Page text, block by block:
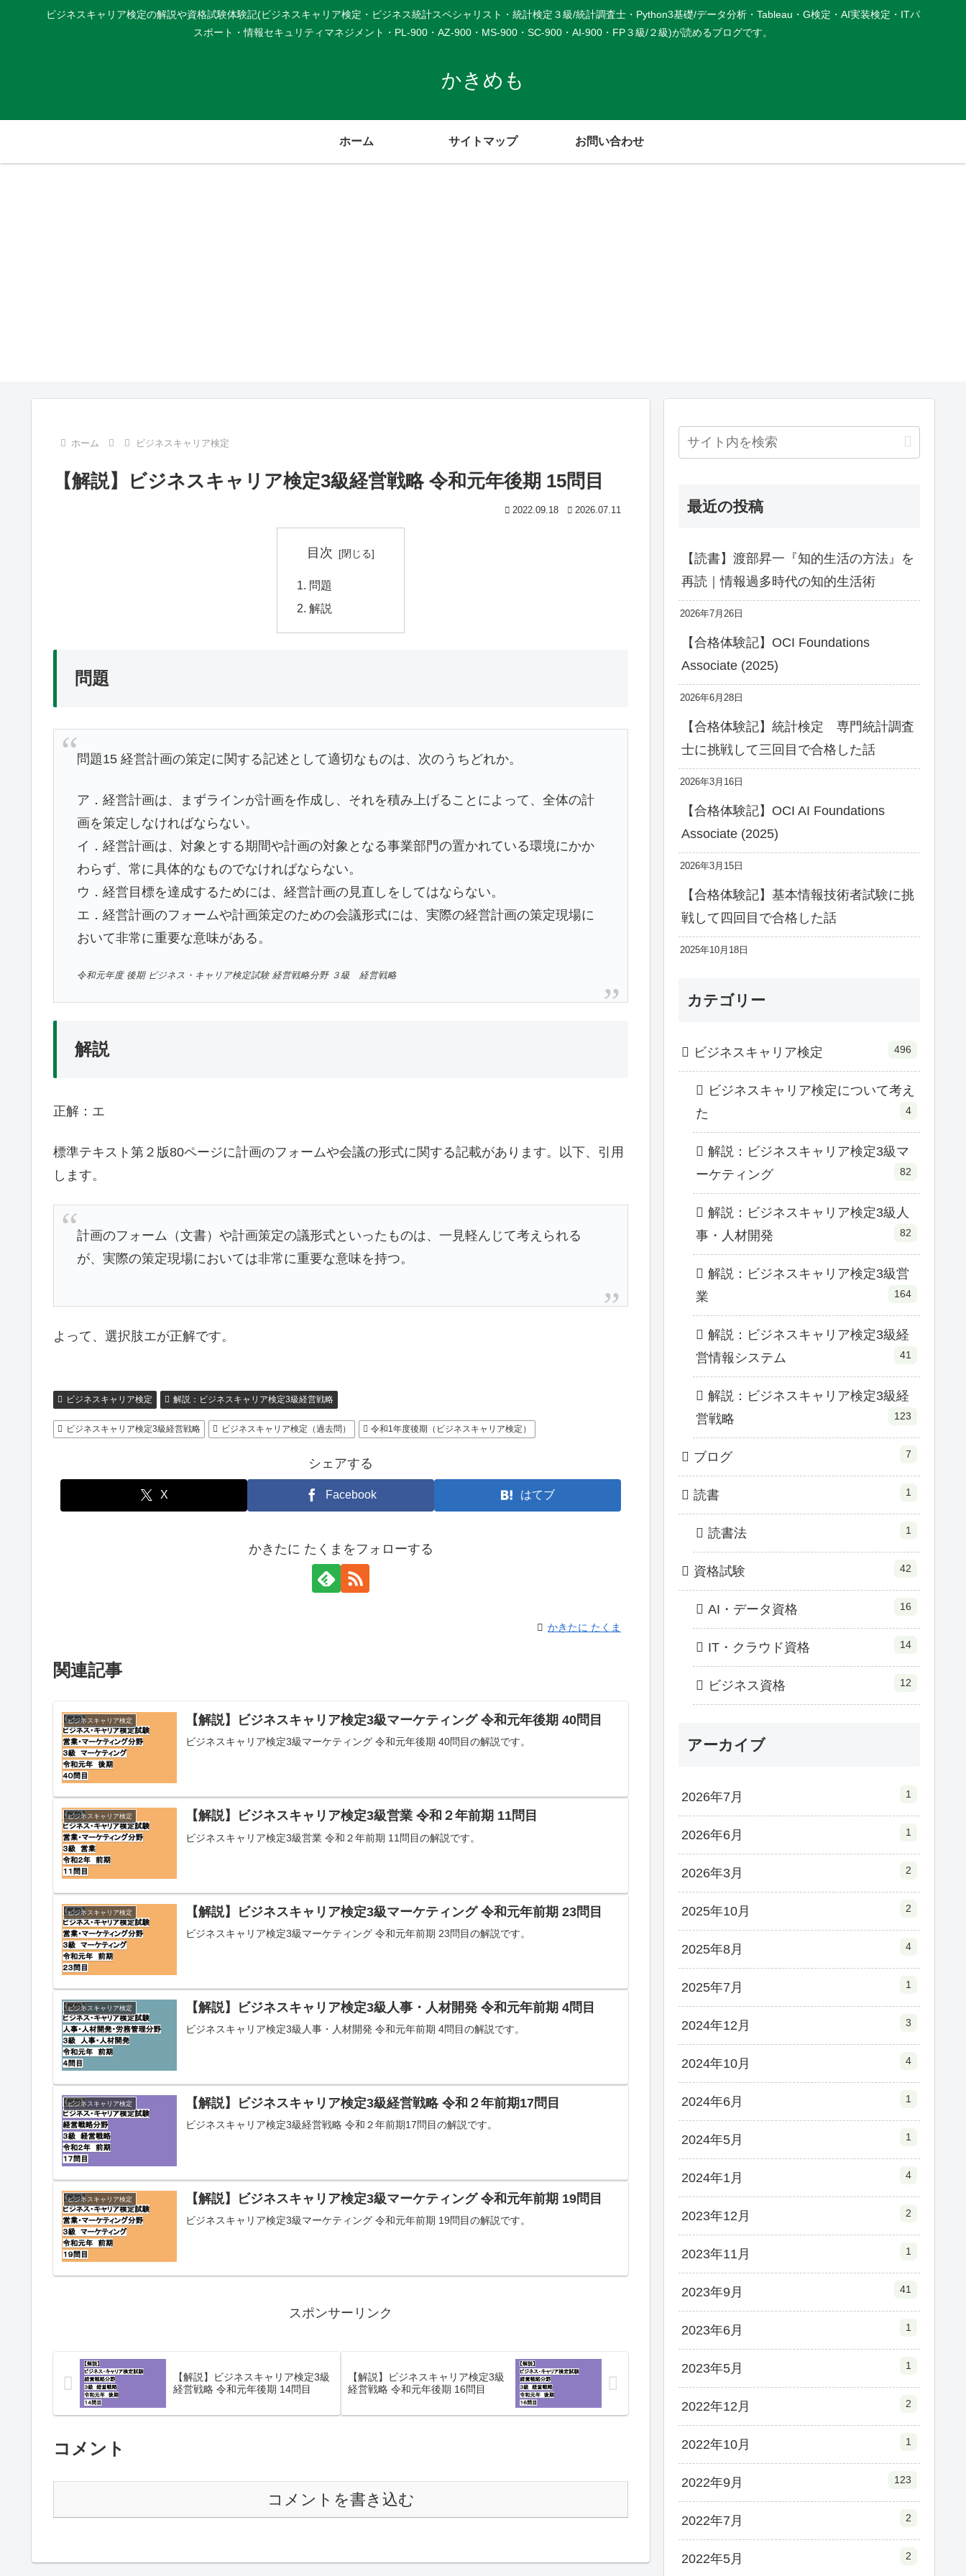
ビジネスキャリア検定の解説や資格試験体験記(ビジネスキャリア検定・ビジネス統計スペシャリスト・統計検定３級/統計調査士・Python3基礎/データ分析・Tableau・G検定・AI実装検定・ITパ
スポート・情報セキュリティマネジメント・PL-900・AZ-900・MS-900・SC-900・AI-900・FP３級/２級)が読めるブログです。
かきめも
ホーム サイトマップ お問い合わせ
ホーム ビジネスキャリア検定
【解説】ビジネスキャリア検定3級経営戦略 令和元年後期 15問目
2022.09.18 2026.07.11
目次
問題
解説
問題
問題15 経営計画の策定に関する記述として適切なものは、次のうちどれか。
ア．経営計画は、まずラインが計画を作成し、それを積み上げることによって、全体の計
画を策定しなければならない。
イ．経営計画は、対象とする期間や計画の対象となる事業部門の置かれている環境にかか
わらず、常に具体的なものでなければならない。
ウ．経営目標を達成するためには、経営計画の見直しをしてはならない。
エ．経営計画のフォームや計画策定のための会議形式には、実際の経営計画の策定現場に
おいて非常に重要な意味がある。
令和元年度 後期 ビジネス・キャリア検定試験 経営戦略分野 ３級 経営戦略
解説
正解：エ
標準テキスト第２版80ページに計画のフォームや会議の形式に関する記載があります。以下、引用
します。
計画のフォーム（文書）や計画策定の議形式といったものは、一見軽んじて考えられる
が、実際の策定現場においては非常に重要な意味を持つ。
よって、選択肢エが正解です。
ビジネスキャリア検定 解説：ビジネスキャリア検定3級経営戦略
ビジネスキャリア検定3級経営戦略 ビジネスキャリア検定（過去問） 令和1年度後期（ビジネスキャリア検定）
シェアする
X Facebook はてブ
かきたに たくまをフォローする
かきたに たくま
関連記事
ビジネスキャリア検定 【解説】ビジネスキャリア検定3級マーケティング 令和元年後期 40問目
ビジネスキャリア検定3級マーケティング 令和元年後期 40問目の解説です。
ビジネスキャリア検定 【解説】ビジネスキャリア検定3級営業 令和２年前期 11問目
ビジネスキャリア検定3級営業 令和２年前期 11問目の解説です。
ビジネスキャリア検定 【解説】ビジネスキャリア検定3級マーケティング 令和元年前期 23問目
ビジネスキャリア検定3級マーケティング 令和元年前期 23問目の解説です。
ビジネスキャリア検定 【解説】ビジネスキャリア検定3級人事・人材開発 令和元年前期 4問目
ビジネスキャリア検定3級人事・人材開発 令和元年前期 4問目の解説です。
ビジネスキャリア検定 【解説】ビジネスキャリア検定3級経営戦略 令和２年前期17問目
ビジネスキャリア検定3級経営戦略 令和２年前期17問目の解説です。
ビジネスキャリア検定 【解説】ビジネスキャリア検定3級マーケティング 令和元年前期 19問目
ビジネスキャリア検定3級マーケティング 令和元年前期 19問目の解説です。
スポンサーリンク
【解説】ビジネスキャリア検定3級
経営戦略 令和元年後期 14問目
【解説】ビジネスキャリア検定3級
経営戦略 令和元年後期 16問目
コメント
コメントを書き込む
最近の投稿
【読書】渡部昇一『知的生活の方法』を
再読｜情報過多時代の知的生活術
2026年7月26日
【合格体験記】OCI Foundations
Associate (2025)
2026年6月28日
【合格体験記】統計検定 専門統計調査
士に挑戦して三回目で合格した話
2026年3月16日
【合格体験記】OCI AI Foundations
Associate (2025)
2026年3月15日
【合格体験記】基本情報技術者試験に挑
戦して四回目で合格した話
2025年10月18日
カテゴリー
ビジネスキャリア検定 496
ビジネスキャリア検定について考え
た
4
解説：ビジネスキャリア検定3級マ
ーケティング
82
解説：ビジネスキャリア検定3級人
事・人材開発
82
解説：ビジネスキャリア検定3級営
業
164
解説：ビジネスキャリア検定3級経
営情報システム
41
解説：ビジネスキャリア検定3級経
営戦略
123
ブログ 7
読書 1
読書法 1
資格試験 42
AI・データ資格 16
IT・クラウド資格 14
ビジネス資格 12
アーカイブ
2026年7月 1
2026年6月 1
2026年3月 2
2025年10月 2
2025年8月 4
2025年7月 1
2024年12月 3
2024年10月 4
2024年6月 1
2024年5月 1
2024年1月 4
2023年12月 2
2023年11月 1
2023年9月 41
2023年6月 1
2023年5月 1
2022年12月 2
2022年10月 1
2022年9月 123
2022年7月 2
2022年5月 2